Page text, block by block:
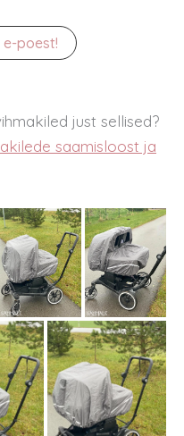
e-poest!
just sellised?
saamisloost ja